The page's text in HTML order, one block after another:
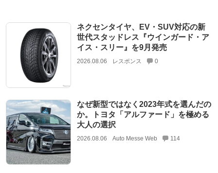
ネクセンタイヤ、EV・SUV対応の新
世代スタッドレス『ウインガード・ア
イス・スリー』を9月発売
2026.08.06 レスポンス 0
なぜ新型ではなく2023年式を選んだの
か。トヨタ「アルファード」を極める
大人の選択
2026.08.06 Auto Messe Web 114